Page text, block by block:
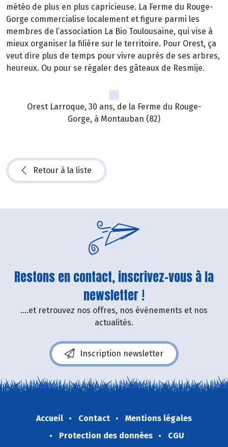
météo de plus en plus capricieuse. La Ferme du Rouge-
Gorge commercialise localement et figure parmi les
membres de l’association La Bio Toulousaine, qui vise à
mieux organiser la filière sur le territoire. Pour Orest, ça
veut dire plus de temps pour vivre auprès de ses arbres,
heureux. Ou pour se régaler des gâteaux de Resmije.
Orest Larroque, 30 ans, de la Ferme du Rouge-
Gorge, à Montauban (82)
Retour à la liste
Restons en contact, inscrivez-vous à la
newsletter !
....et retrouvez nos offres, nos événements et nos
actualités.
Inscription newsletter
Accueil Contact
Mentions légales
Protection des données
CGU